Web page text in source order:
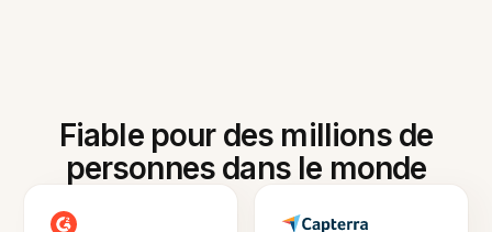
Fiable pour des millions de
personnes dans le monde